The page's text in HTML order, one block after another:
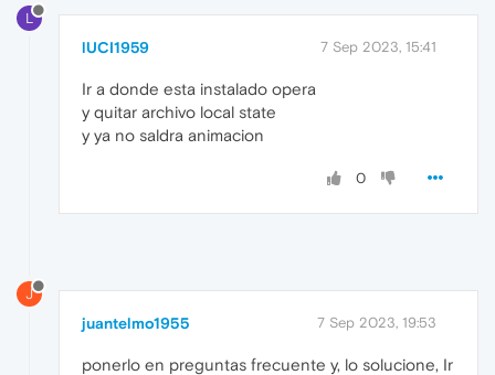
L
lUCI1959 7 Sep 2023, 15:41
Ir a donde esta instalado opera
y quitar archivo local state
y ya no saldra animacion
0
J
juantelmo1955 7 Sep 2023, 19:53
ponerlo en preguntas frecuente y, lo solucione, Ir